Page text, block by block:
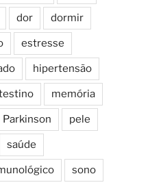
dor dormir
estresse
hipertensão
memória
Parkinson pele
saúde
sono